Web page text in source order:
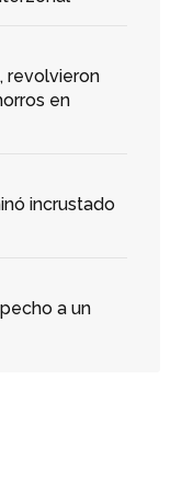
revolvieron
en
incrustado
a un